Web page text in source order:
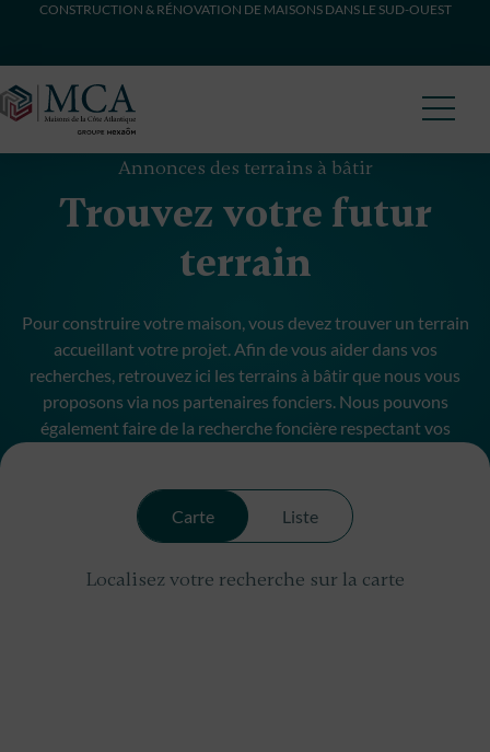
CONSTRUCTION & RÉNOVATION DE MAISONS DANS LE SUD-OUEST
Annonces des terrains à bâtir
Trouvez votre futur
terrain
Pour construire votre maison, vous devez trouver un terrain
accueillant votre projet. Afin de vous aider dans vos
recherches, retrouvez ici les terrains à bâtir que nous vous
proposons via nos partenaires fonciers. Nous pouvons
également faire de la recherche foncière respectant vos
Carte Liste
Localisez votre recherche sur la carte